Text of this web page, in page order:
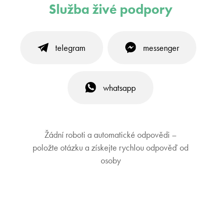
Služba živé podpory
telegram messenger
whatsapp
Žádní roboti a automatické odpovědi –
položte otázku a získejte rychlou odpověď od
osoby